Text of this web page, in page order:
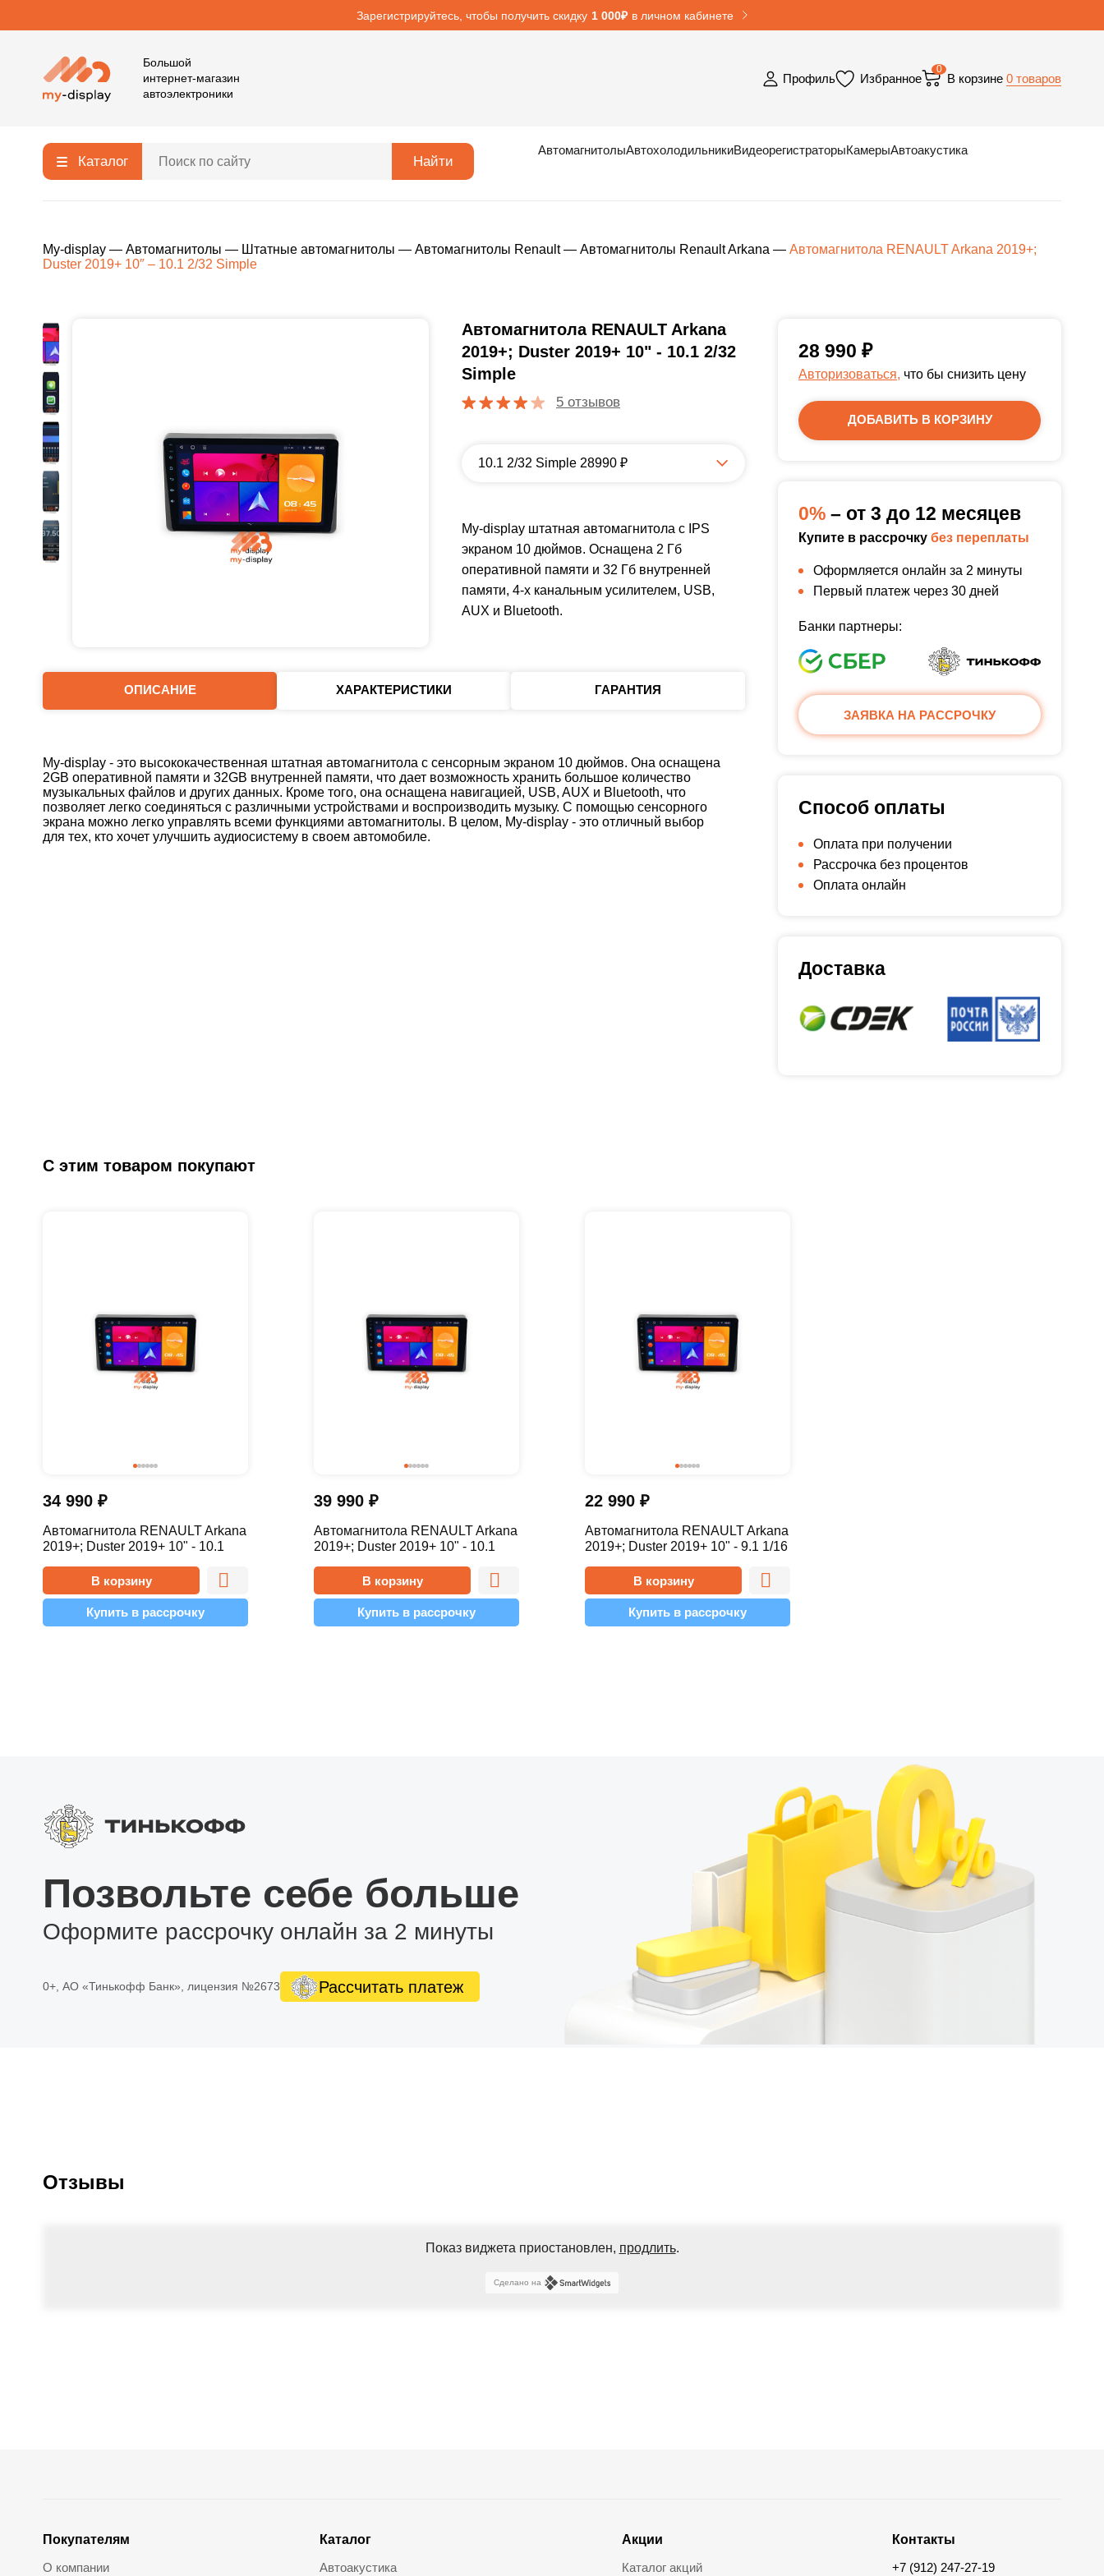
Зарегистрируйтесь, чтобы получить скидку 1 000₽ в личном кабинете
Большой
интернет-магазин
автоэлектроники
Профиль Избранное
0
В корзине 0 товаров
Каталог Найти
АвтомагнитолыАвтохолодильникиВидеорегистраторыКамерыАвтоакустика
My-display — Автомагнитолы — Штатные автомагнитолы — Автомагнитолы Renault— Автомагнитолы Renault Arkana — Автомагнитола RENAULT Arkana 2019+;
Duster 2019+ 10″ – 10.1 2/32 Simple
Автомагнитола RENAULT Arkana
2019+; Duster 2019+ 10" - 10.1 2/32
Simple
5 отзывов
10.1 2/32 Simple 28990 ₽
My-display штатная автомагнитола с IPS
экраном 10 дюймов. Оснащена 2 Гб
оперативной памяти и 32 Гб внутренней
памяти, 4-х канальным усилителем, USB,
AUX и Bluetooth.
ОПИСАНИЕ ХАРАКТЕРИСТИКИ ГАРАНТИЯ
My-display - это высококачественная штатная автомагнитола с сенсорным экраном 10 дюймов. Она оснащена
2GB оперативной памяти и 32GB внутренней памяти, что дает возможность хранить большое количество
музыкальных файлов и других данных. Кроме того, она оснащена навигацией, USB, AUX и Bluetooth, что
позволяет легко соединяться с различными устройствами и воспроизводить музыку. С помощью сенсорного
экрана можно легко управлять всеми функциями автомагнитолы. В целом, My-display - это отличный выбор
для тех, кто хочет улучшить аудиосистему в своем автомобиле.
28 990 ₽
Авторизоваться, что бы снизить цену
ДОБАВИТЬ В КОРЗИНУ
0% – от 3 до 12 месяцев
Купите в рассрочку без переплаты
Оформляется онлайн за 2 минуты
Первый платеж через 30 дней
Банки партнеры:
ЗАЯВКА НА РАССРОЧКУ
Способ оплаты
Оплата при получении
Рассрочка без процентов
Оплата онлайн
Доставка
С этим товаром покупают
34 990 ₽
Автомагнитола RENAULT Arkana
2019+; Duster 2019+ 10" - 10.1
В корзину
Купить в рассрочку
39 990 ₽
Автомагнитола RENAULT Arkana
2019+; Duster 2019+ 10" - 10.1
В корзину
Купить в рассрочку
22 990 ₽
Автомагнитола RENAULT Arkana
2019+; Duster 2019+ 10" - 9.1 1/16
В корзину
Купить в рассрочку
Позвольте себе больше
Оформите рассрочку онлайн за 2 минуты
0+, АО «Тинькофф Банк», лицензия №2673 Рассчитать платеж
Отзывы
Показ виджета приостановлен, продлить.
Сделано на
Покупателям
О компании
Каталог
Автоакустика
Акции
Каталог акций
Контакты
+7 (912) 247-27-19